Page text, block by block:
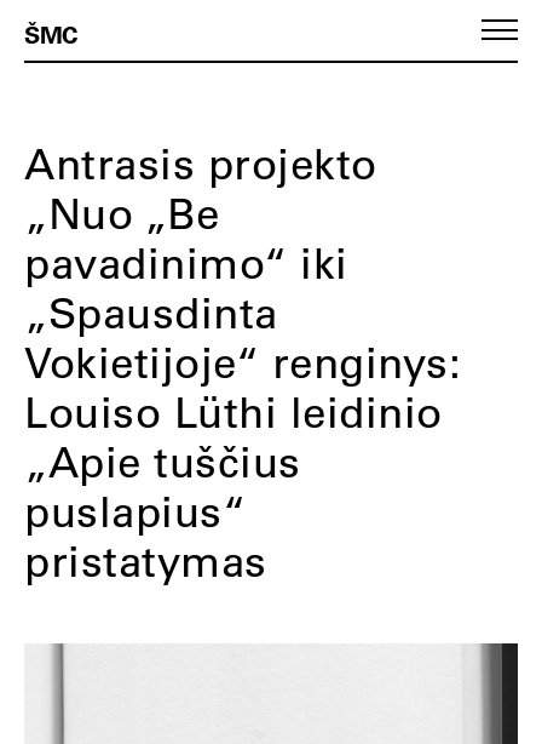
ŠMC
Antrasis projekto
„Nuo „Be
pavadinimo“ iki
„Spausdinta
Vokietijoje“ renginys:
Louiso Lüthi leidinio
„Apie tuščius
puslapius“
pristatymas